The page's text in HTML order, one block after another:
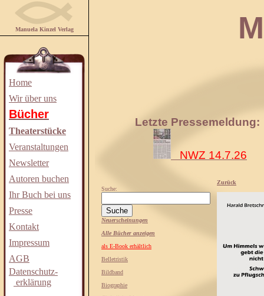
Manuela Kinzel Verlag
Home
Wir über uns
Bücher
Theaterstücke
Veranstaltungen
Newsletter
Autoren buchen
Ihr Buch bei uns
Presse
Kontakt
Impressum
AGB
Datenschutz-
erklärung
Letzte Pressemeldung:
NWZ 14.7.26
Suche:
Neuerscheinungen
Alle Bücher anzeigen
als E-Book erhältlich
Belletristik
Bildband
Biographie
Zurück